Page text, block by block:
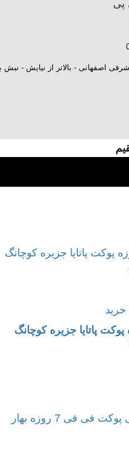
اصفهانی - بالاتر از نیایش -
خرید
15 روزه پوکت پاتایا جزیره کوچانگ